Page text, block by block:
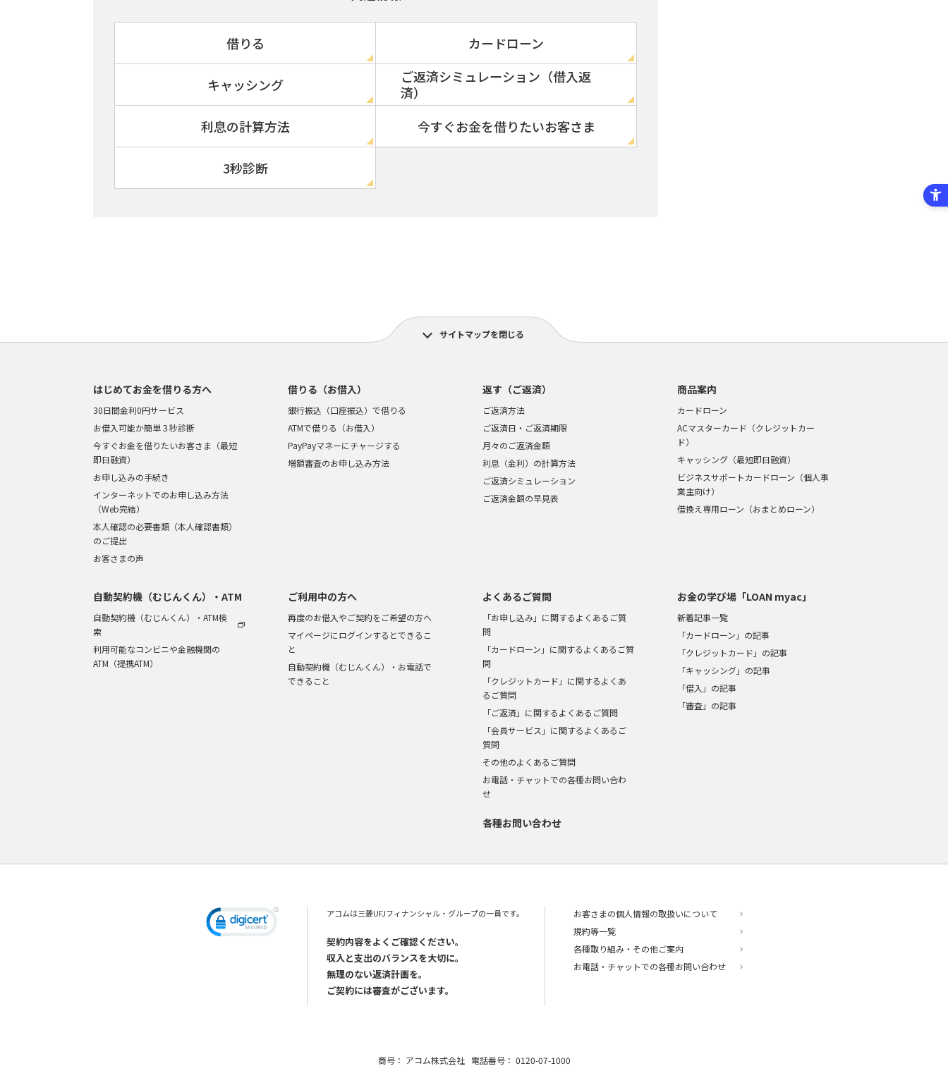
借りる カードローン
キャッシング
ご返済シミュレーション（借入返
済）
利息の計算方法
今すぐお金を借りたいお客さま
3秒診断
サイトマップを閉じる
はじめてお金を借りる方へ
30日間金利0円サービス
お借入可能か簡単３秒診断
今すぐお金を借りたいお客さま（最短
即日融資）
お申し込みの手続き
インターネットでのお申し込み方法
（Web完結）
本人確認の必要書類（本人確認書類）
のご提出
お客さまの声
借りる（お借入）
銀行振込（口座振込）で借りる
ATMで借りる（お借入）
PayPayマネーにチャージする
増額審査のお申し込み方法
返す（ご返済）
ご返済方法
ご返済日・ご返済期限
月々のご返済金額
利息（金利）の計算方法
ご返済シミュレーション
ご返済金額の早見表
商品案内
カードローン
ACマスターカード（クレジットカー
ド）
キャッシング（最短即日融資）
ビジネスサポートカードローン（個人事
業主向け）
借換え専用ローン（おまとめローン）
自動契約機（むじんくん）・ATM
自動契約機（むじんくん）・ATM検
索
利用可能なコンビニや金融機関の
ATM（提携ATM）
ご利用中の方へ
再度のお借入やご契約をご希望の方へ
マイページにログインするとできるこ
と
自動契約機（むじんくん）・お電話で
できること
よくあるご質問
「お申し込み」に関するよくあるご質
問
「カードローン」に関するよくあるご質
問
「クレジットカード」に関するよくあ
るご質問
「ご返済」に関するよくあるご質問
「会員サービス」に関するよくあるご
質問
その他のよくあるご質問
お電話・チャットでの各種お問い合わ
せ
各種お問い合わせ
お金の学び場「LOAN myac」
新着記事一覧
「カードローン」の記事
「クレジットカード」の記事
「キャッシング」の記事
「借入」の記事
「審査」の記事
お客さまの個人情報の取扱いについて
規約等一覧
各種取り組み・その他ご案内
お電話・チャットでの各種お問い合わせ
アコムは三菱UFJフィナンシャル・グループの一員です。
契約内容をよくご確認ください。
収入と支出のバランスを大切に。
無理のない返済計画を。
ご契約には審査がございます。
商号： アコム株式会社 電話番号： 0120-07-1000